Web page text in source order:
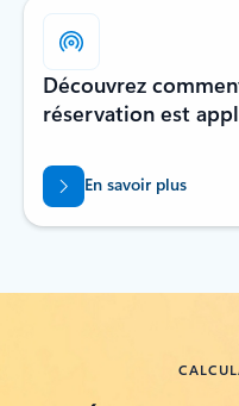
Découvrez
réservation est
En savoir plus